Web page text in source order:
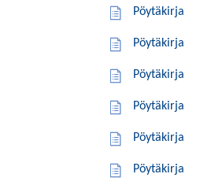
Pöytäkirja
Pöytäkirja
Pöytäkirja
Pöytäkirja
Pöytäkirja
Pöytäkirja